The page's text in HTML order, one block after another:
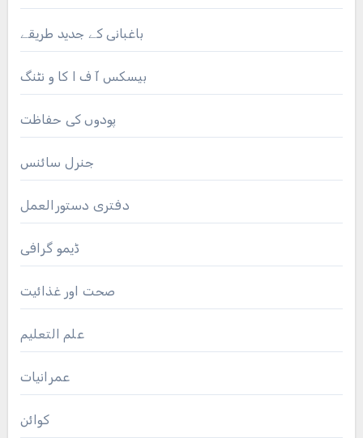
باغبانی کے جدید طریقے
بیسکس آ ف ا کا و نٹنگ
پودوں کی حفاظت
جنرل سائنس
دفتری دستورالعمل
ڈیمو گرافی
صحت اور غذائیت
علم التعلیم
عمرانیات
کوائن